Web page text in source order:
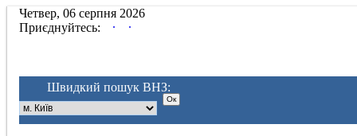
Четвер, 06 серпня 2026
Приєднуйтесь:
. .
Швидкий пошук ВНЗ: